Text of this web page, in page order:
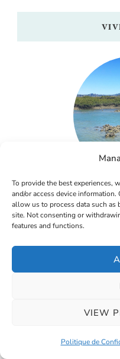
To provide the best experiences,
and/or access device
allow us to process data such
site. Not consenting or
features and functions.
VIEW
Politique de
Lire le
VIVRE